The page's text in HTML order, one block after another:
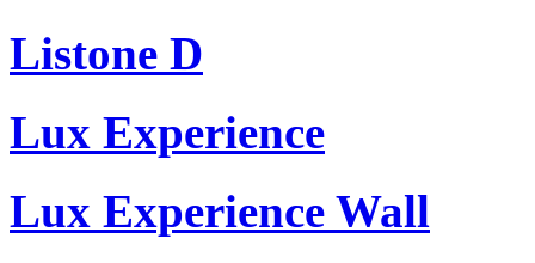
Listone D
Lux Experience
Lux Experience Wall